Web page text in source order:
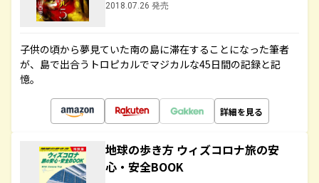
2018.07.26 発売
子供の頃から夢見ていた南の島に滞在することになった筆者
が、島で出合うトロピカルでマジカルな45日間の記録と記
憶。
詳細を見る
地球の歩き方 ウィズコロナ旅の安
心・安全BOOK